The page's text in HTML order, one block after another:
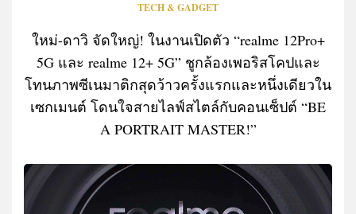
TECH & GADGET
ใหม่-ดาวิ จัดใหญ่! ในงานเปิดตัว “realme 12Pro+
5G และ realme 12+ 5G” ชูกล้องเพอริสโคปและ
โทนภาพซีเนมาติกสุดว้าวครั้งแรกและหนึ่งเดียวใน
เซกเมนต์ โดนใจสายไลฟ์สไตล์กับคอนเซ็ปต์ “BE
A PORTRAIT MASTER!”